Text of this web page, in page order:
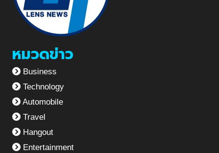
หมวดข่าว
Business
Technology
Automobile
Travel
Hangout
Entertainment